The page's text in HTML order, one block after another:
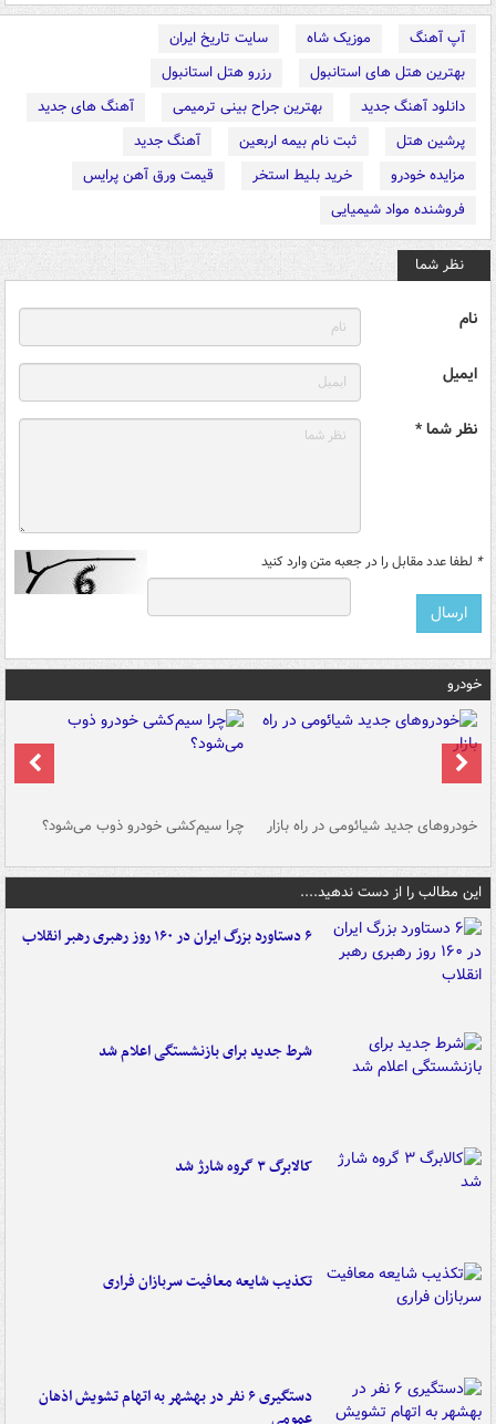
آپ آهنگ موزیک شاه
سایت تاریخ ایران
بهترین هتل های استانبول
رزرو هتل استانبول
دانلود آهنگ جدید
بهترین جراح بینی ترمیمی
آهنگ های جدید
پرشین هتل
ثبت نام بیمه اربعین
آهنگ جدید
مزایده خودرو
خرید بلیط استخر
قیمت ورق آهن پرایس
فروشنده مواد شیمیایی
نظر شما
نام
ایمیل
نظر شما *
* لطفا عدد مقابل را در جعبه متن وارد کنید
خودرو
خودروهای جدید شیائومی در راه بازار چرا سیم‌کشی خودرو ذوب می‌شود؟
این مطالب را از دست ندهید....
۶ دستاورد بزرگ ایران در ۱۶۰ روز رهبری رهبر انقلاب
شرط جدید برای بازنشستگی اعلام شد
کالابرگ ۳ گروه شارژ شد
تکذیب شایعه معافیت سربازان فراری
دستگیری ۶ نفر در بهشهر به اتهام تشویش اذهان
عمومی